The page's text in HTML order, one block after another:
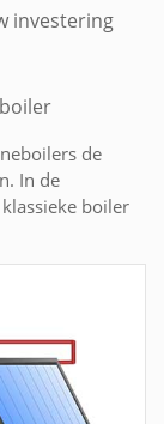
investering
de
In de
boiler